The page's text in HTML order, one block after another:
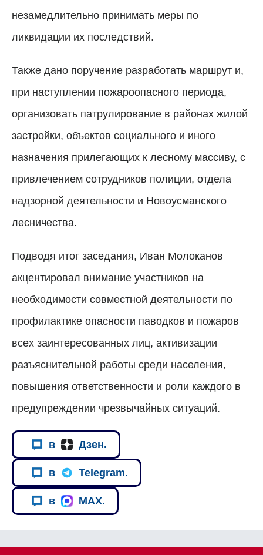
незамедлительно принимать меры по
ликвидации их последствий.
Также дано поручение разработать маршрут и,
при наступлении пожароопасного периода,
организовать патрулирование в районах жилой
застройки, объектов социального и иного
назначения прилегающих к лесному массиву, с
привлечением сотрудников полиции, отдела
надзорной деятельности и Новоусманского
лесничества.
Подводя итог заседания, Иван Молоканов
акцентировал внимание участников на
необходимости совместной деятельности по
профилактике опасности паводков и пожаров
всех заинтересованных лиц, активизации
разъяснительной работы среди населения,
повышения ответственности и роли каждого в
предупреждении чрезвычайных ситуаций.
в Дзен.
в Telegram.
в MAX.